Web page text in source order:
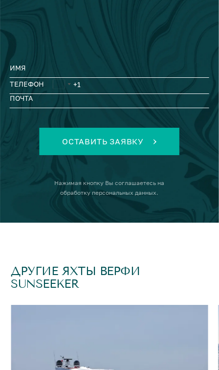
ИМЯ
ТЕЛЕФОН
ПОЧТА
ОСТАВИТЬ ЗАЯВКУ
Нажимая кнопку Вы соглашаетесь на
обработку персональных данных.
ДРУГИЕ ЯХТЫ ВЕРФИ
SUNSEEKER